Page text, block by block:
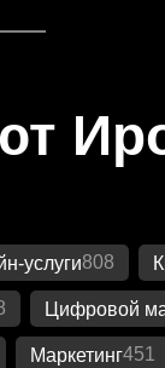
услуги808
Цифровой
Маркетинг451